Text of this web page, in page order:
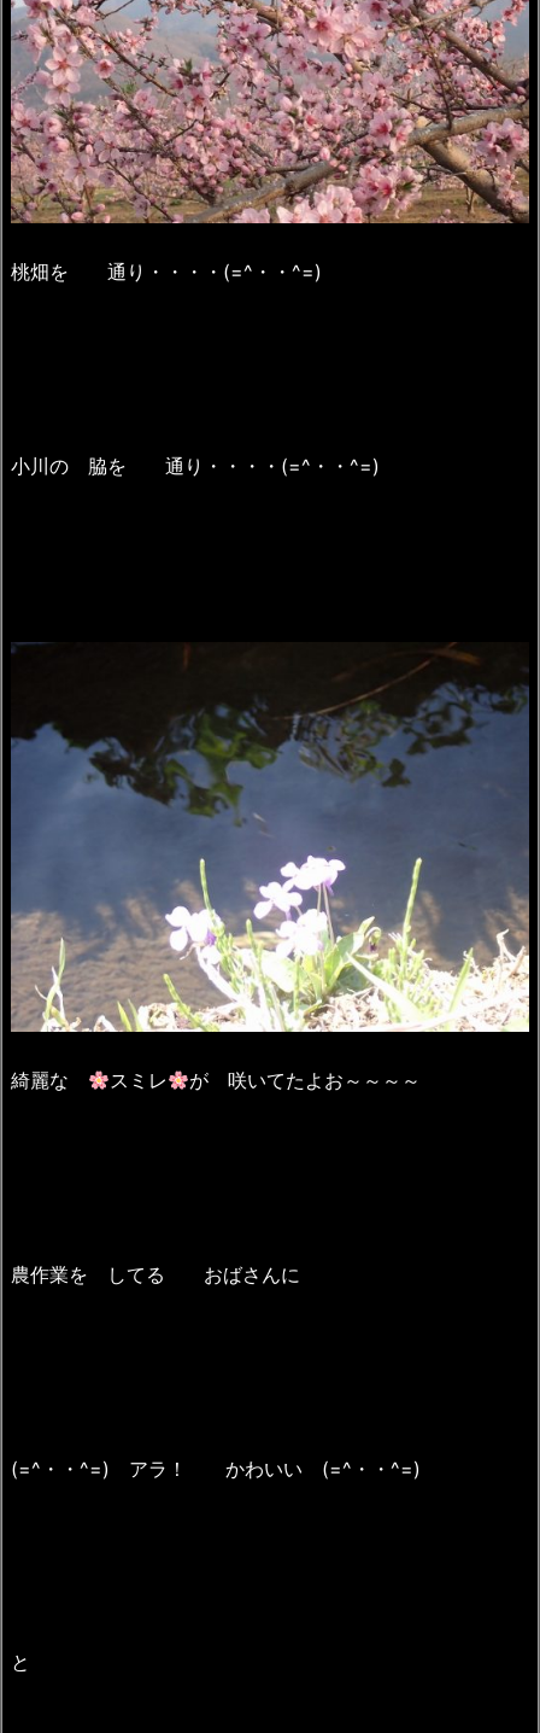
桃畑を 通り・・・・(=^・・^=)
小川の 脇を 通り・・・・(=^・・^=)
綺麗な スミレ が 咲いてたよお～～～～
農作業を してる おばさんに
(=^・・^=) アラ！ かわいい (=^・・^=)
と